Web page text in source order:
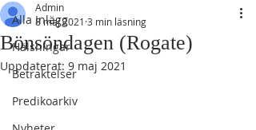
Alla Inlägg
Hälsningar
Betraktelser
Predikoarkiv
Bönsöndagen (Rogate)
Admin
8 maj 2021 3 min läsning
Uppdaterat: 9 maj 2021